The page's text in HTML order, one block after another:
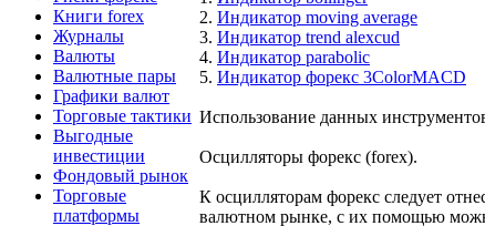
Книги forex
Журналы
Валюты
Валютные пары
Графики валют
Торговые тактики
Выгодные
инвестиции
Фондовый рынок
Торговые
платформы
2. Индикатор moving average
3. Индикатор trend alexcud
4. Индикатор parabolic
5. Индикатор форекс 3ColorMACD
Использование данных
Осцилляторы форекс (forex).
К осцилляторам форекс следует
валютном рынке, с их помощью